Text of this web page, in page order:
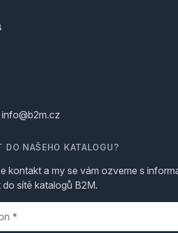
DO NAŠEHO KATALOGU?
kontakt a my se vám ozveme s
sítě katalogů B2M.